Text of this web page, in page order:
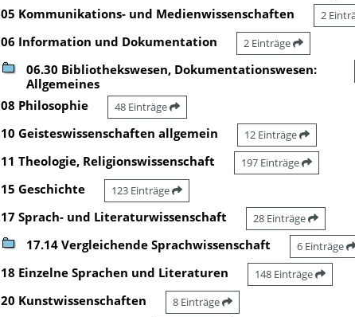
05 Kommunikations- und Medienwissenschaften
2
06 Information und Dokumentation 2 Einträge
06.30 Bibliothekswesen, Dokumentationswesen:
Allgemeines
08 Philosophie 48 Einträge
10 Geisteswissenschaften allgemein 12 Einträge
11 Theologie, Religionswissenschaft 197 Einträge
15 Geschichte 123 Einträge
17 Sprach- und Literaturwissenschaft 28 Einträge
17.14 Vergleichende Sprachwissenschaft 6 Einträge
18 Einzelne Sprachen und Literaturen 148 Einträge
20 Kunstwissenschaften 8 Einträge